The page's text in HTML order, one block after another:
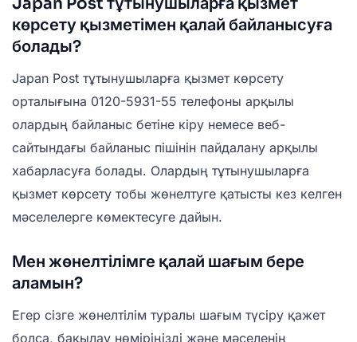
көрсету қызметімен қалай байланысуға
болады?
Japan Post тұтынушыларға қызмет көрсету
орталығына 0120-5931-55 телефоны арқылы
олардың байланыс бетіне кіру немесе веб-
сайтындағы байланыс пішінін пайдалану арқылы
хабарласуға болады. Олардың тұтынушыларға
қызмет көрсету тобы жөнелтуге қатысты кез келген
мәселелерге көмектесуге дайын.
Мен жөнелтілімге қалай шағым бере
аламын?
Егер сізге жөнелтілім туралы шағым түсіру қажет
болса, бақылау нөміріңізді және мәселенің